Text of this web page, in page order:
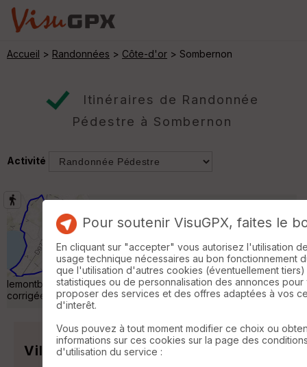
Accueil > Randonnées > Côte-d'or > Sombernon
Itinéraires de Randonnée
Pédestre à Sombernon
Activité
Une balade adaptée à la météo avant d'aller
visiter le château, la pluie étant prévue
l'après-midi... Plus d'infos et photos par ici :
lemontbleu.net/PMBurl.php?idAr=107 notamment la trace
corrigée et téléchargeable de cette sortie. »
Villes
Pour soutenir VisuGPX, faites le
En cliquant sur "accepter" vous autorisez l'utilisation
usage technique nécessaires au bon fonctionnement
que l'utilisation d'autres cookies (éventuellement
statistiques ou de personnalisation des annonces pour
proposer des services et des offres adaptées à vos
d'interêt.
Vous pouvez à tout moment modifier ce choix ou
informations sur ces cookies sur la page des
d'utilisation du service :